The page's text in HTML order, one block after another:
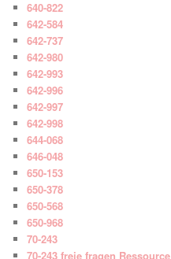
640-822
642-584
642-737
642-980
642-993
642-996
642-997
642-998
644-068
646-048
650-153
650-378
650-568
650-968
70-243
70-243 freie fragen Ressource